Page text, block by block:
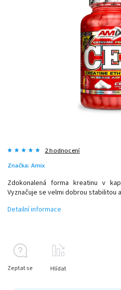
2 hodnocení
Značka: Amix
Zdokonalená forma kreatinu v
Vyznačuje se velmi dobrou stabilitou
Detailní informace
Zeptat se Hlídat